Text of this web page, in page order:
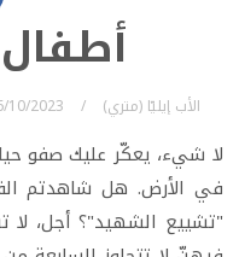
الأب إيليّا (متري) 10/2023
لا شيء، يعكّر عليك صفو
في الأرض. هل شاهدتم
"تشييع الشهيد"؟ أجل، لا